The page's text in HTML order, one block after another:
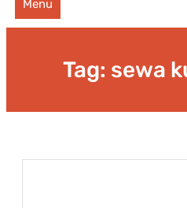
Menu
Tag: sewa